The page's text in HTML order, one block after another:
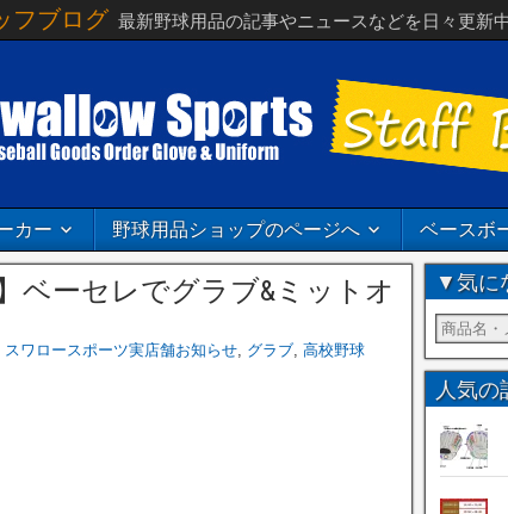
フブログ 最新野球用品の記事やニュースなどを日々更新
カー 野球用品ショップのページへ ベースボ
ベーセレでグラブ&ミットオ
スワロースポーツ実店舗お知らせ, グラブ, 高校野球
▼気に
人気の